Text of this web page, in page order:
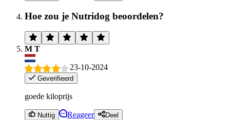
Hoe zou je Nutridog beoordelen?
M T
23-10-2024
Geverifieerd
goede kiloprijs
Nuttig Reageer Deel